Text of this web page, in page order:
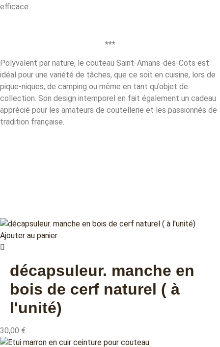
efficace.
***
Polyvalent par nature, le couteau Saint-Amans-des-Cots est
idéal pour une variété de tâches, que ce soit en cuisine, lors de
pique-niques, de camping ou même en tant qu’objet de
collection. Son design intemporel en fait également un cadeau
apprécié pour les amateurs de coutellerie et les passionnés de
tradition française.
Ajouter au panier
décapsuleur. manche en
bois de cerf naturel ( à
l'unité)
30,00 €